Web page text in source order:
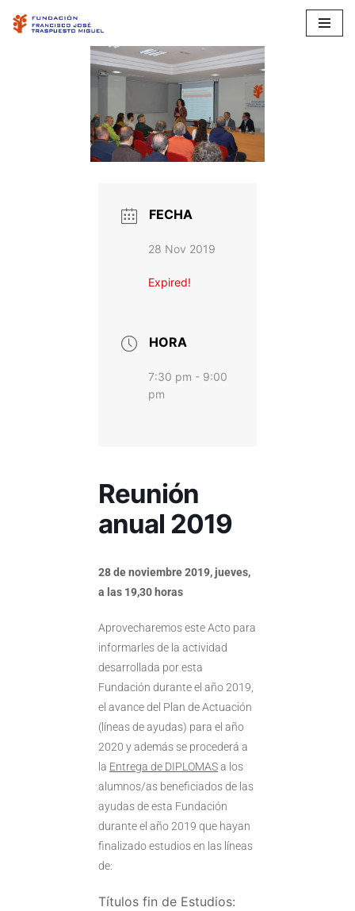
FECHA
28 Nov 2019
Expired!
HORA
7:30 pm - 9:00
pm
Reunión
anual 2019
28 de noviembre 2019, jueves,
a las 19,30 horas
Aprovecharemos este Acto para
informarles de la actividad
desarrollada por esta
Fundación durante el año 2019,
el avance del Plan de Actuación
(líneas de ayudas) para el año
2020 y además se procederá a
la Entrega de DIPLOMASa los
alumnos/as beneficiados de las
ayudas de esta Fundación
durante el año 2019 que hayan
finalizado estudios en las líneas
de:
Títulos fin de Estudios: